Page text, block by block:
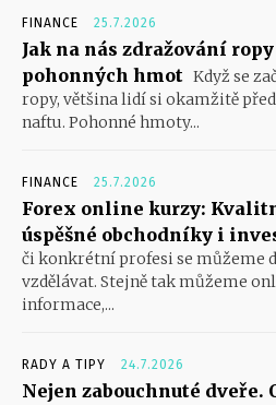
FINANCE 25.7.2026
Jak na nás zdražování
pohonných hmot Když se
ropy, většina lidí si okamžitě
naftu. Pohonné hmoty...
FINANCE 25.7.2026
Forex online kurzy:
úspěšné obchodníky i
či konkrétní profesi se můžeme
vzdělávat. Stejně tak můžeme
informace,...
RADY A TIPY 24.7.2026
Nejen zabouchnuté dveře.